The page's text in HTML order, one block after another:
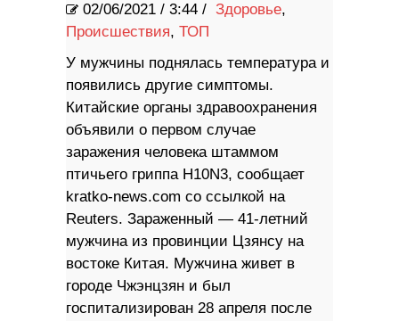
02/06/2021 / 3:44 / Здоровье,
Происшествия, ТОП
У мужчины поднялась температура и
появились другие симптомы.
Китайские органы здравоохранения
объявили о первом случае
заражения человека штаммом
птичьего гриппа H10N3, сообщает
kratko-news.com со ссылкой на
Reuters. Зараженный — 41-летний
мужчина из провинции Цзянсу на
востоке Китая. Мужчина живет в
городе Чжэнцзян и был
госпитализирован 28 апреля после